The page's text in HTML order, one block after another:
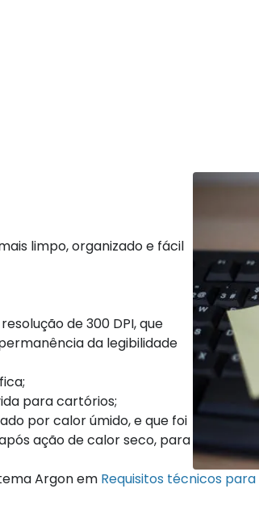
limpo, organizado e fácil
de 300 DPI, que
da legibilidade
para cartórios;
por calor úmido, e que foi
ação de calor seco, para
Argon em Requisitos técnicos